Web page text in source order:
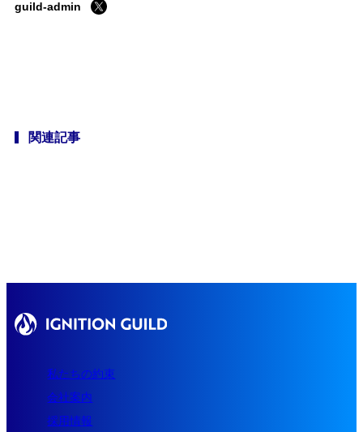
guild-admin
関連記事
私たちの約束
会社案内
採用情報